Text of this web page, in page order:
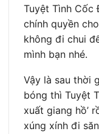
Tuyệt Tình Cốc
chính quyền
không đi chui
mình bạn nhé.
Vậy là sau thời
bóng thì Tuyệt
xuất giang hồ’
xúng xính đi